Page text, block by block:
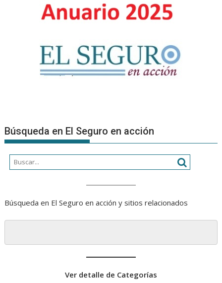
Búsqueda en El Seguro en acción
Búsqueda en El Seguro en acción y sitios relacionados
Ver detalle de Categorías